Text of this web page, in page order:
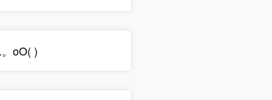
oO( )